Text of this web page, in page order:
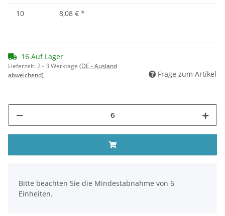
10
8,08 € *
16 Auf Lager
Lieferzeit:2 - 3 Werktage (DE - Ausland
abweichend)
Frage zum Artikel
Bitte beachten Sie die Mindestabnahme von 6
Einheiten.